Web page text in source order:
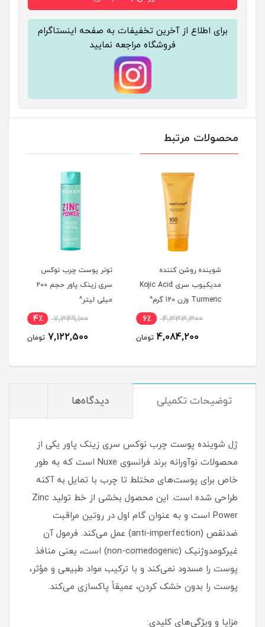
برای اطلاع از آخرین تخفیفات به صفحه اینستاگرام
فروشگاه مراجعه نمایید
محصولات مرتبط
شوینده روشن کننده
مدیکیوب سری Kojic Acid
Turmeric وزن 120 گرم^
4,333,300 6٪
4,084,200 تومان
تونر پوست چرب نوکس
سری زینک پاور حجم 200
میلی لیتر^
7,349,100 4٪
7,122,500 تومان
توضیحات تکمیلی دیدگاه‌ها
ژل شوینده پوست چرب نوکس سری زینک پاور یکی از
محصولات نوآورانه برند فرانسوی Nuxe است که به طور
خاص برای پوست‌های مختلط تا چرب با تمایل به آکنه
طراحی شده است. این محصول بخشی از خط تولید Zinc
Power است و به عنوان گام اول در روتین مراقبت
ضدنقص (anti-imperfection) عمل می‌کند. فرمول آن
غیرکومدوژنیک (non-comedogenic) است، یعنی منافذ
پوست را مسدود نمی‌کند و با ترکیب مواد طبیعی و مؤثر،
پوست را بدون خشک کردن، عمیقاً پاکسازی می‌کند.
مزایا و ویژگی‌های کلیدی: